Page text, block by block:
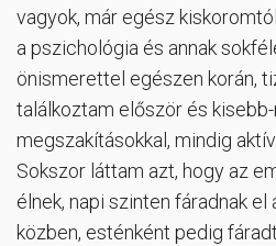
vagyok, már egész
a pszichológia és annak
önismerettel egészen korán,
találkoztam először és
megszakításokkal, mindig
Sokszor láttam azt, hogy az
élnek, napi szinten fáradnak
közben, esténként pedig